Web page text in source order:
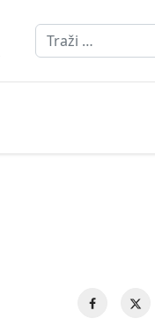
Pretraži
jezik